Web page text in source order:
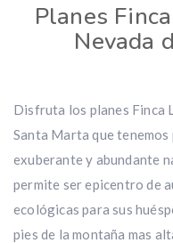
Planes
Nevada
Disfruta los planes Finca
Santa Marta que
exuberante y abundante
permite ser epicentro de
ecológicas para sus
pies de la montaña mas